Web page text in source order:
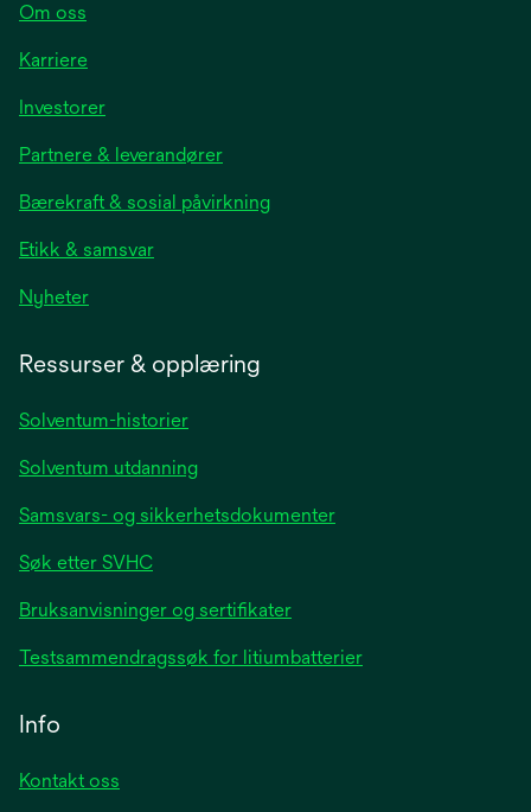
Om oss
Karriere
Investoreropens
a
new
Partnere & leverandører
Bærekraft & sosial påvirkning
Etikk & samsvar
Nyheteropens
Ressurser & opplæring
Solventum-historier
Solventum utdanning
Samsvars- og sikkerhetsdokumenter
Søk etter SVHC
Bruksanvisninger og sertifikater
Testsammendragssøk for litiumbatterier
Info
Kontakt oss